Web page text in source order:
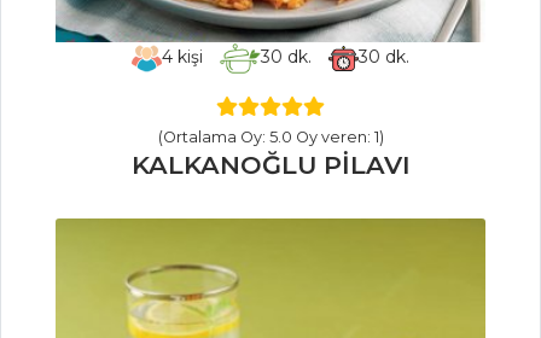
Bat
Geçmiş Olsun
Kurabiyeleri
4kişi 30 dk. 30 dk.
(Ortalama Oy: 5.0 Oy veren: 1)
KALKANOĞLU PİLAVI